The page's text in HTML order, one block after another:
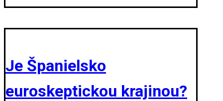
Je Španielsko
euroskeptickou krajinou?